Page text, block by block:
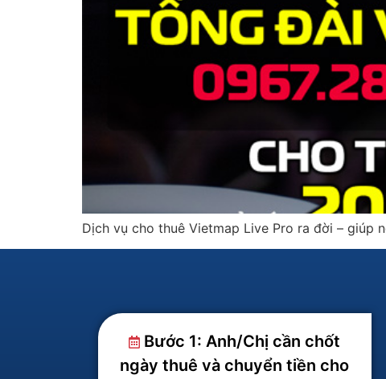
Dịch vụ cho thuê Vietmap Live Pro ra đời – giúp
Bước 1: Anh/Chị cần chốt
ngày thuê và chuyển tiền cho